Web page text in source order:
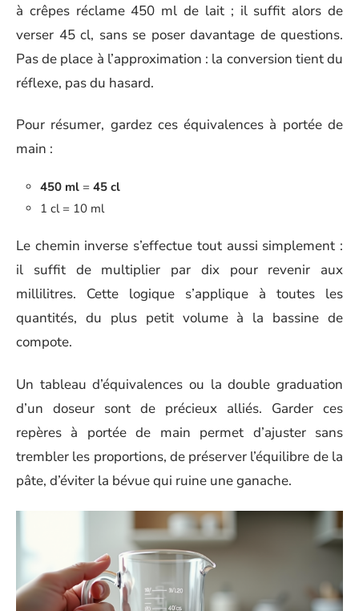
à crêpes réclame 450 ml de lait ; il suffit alors de
verser 45 cl, sans se poser davantage de questions.
Pas de place à l’approximation : la conversion tient du
réflexe, pas du hasard.
Pour résumer, gardez ces équivalences à portée de
main :
450 ml = 45 cl
1 cl = 10 ml
Le chemin inverse s’effectue tout aussi simplement :
il suffit de multiplier par dix pour revenir aux
millilitres. Cette logique s’applique à toutes les
quantités, du plus petit volume à la bassine de
compote.
Un tableau d’équivalences ou la double graduation
d’un doseur sont de précieux alliés. Garder ces
repères à portée de main permet d’ajuster sans
trembler les proportions, de préserver l’équilibre de la
pâte, d’éviter la bévue qui ruine une ganache.